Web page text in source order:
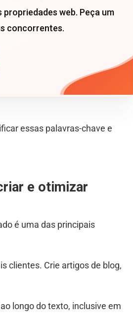
propriedades web. Peça um
concorrentes.
essas palavras-chave e
e otimizar
é uma das principais
clientes. Crie artigos de blog,
longo do texto, inclusive em